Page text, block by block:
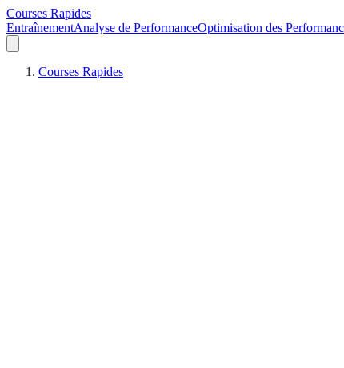
Courses Rapides
EntraînementAnalyse de PerformanceOptimisation des
Courses Rapides